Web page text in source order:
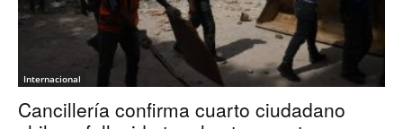
Internacional
Cancillería confirma cuarto ciudadano